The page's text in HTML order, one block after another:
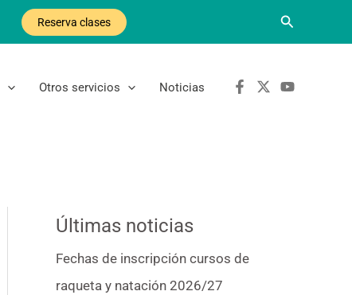
Reserva clases Buscar
Otros servicios Noticias
Últimas noticias
Fechas de inscripción cursos de
raqueta y natación 2026/27